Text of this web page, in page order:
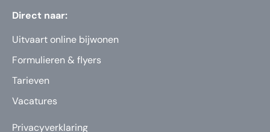
Direct naar:
Uitvaart online bijwonen
Formulieren & flyers
Tarieven
Vacatures
Privacyverklaring